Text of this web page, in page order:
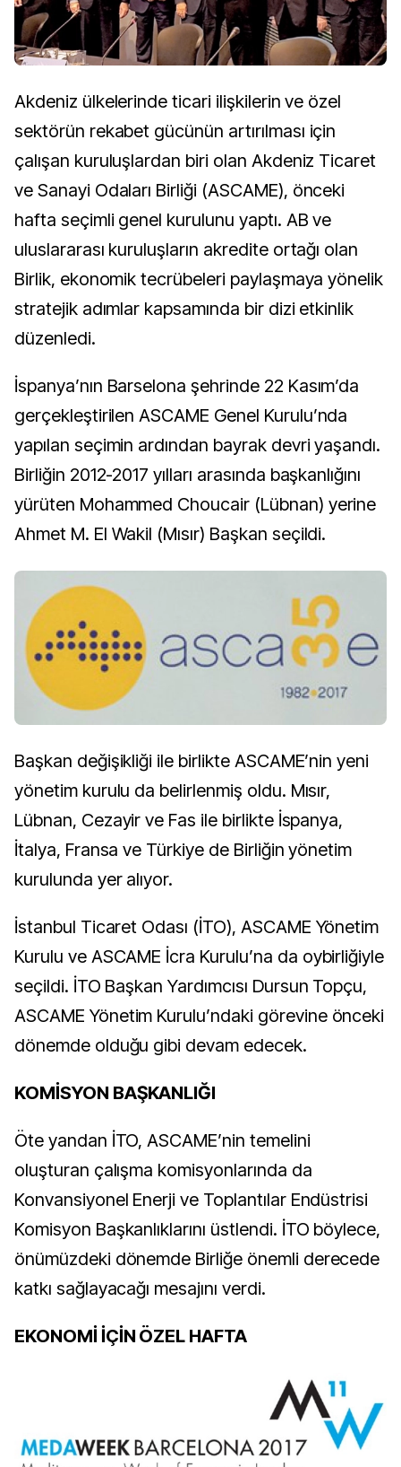
Akdeniz ülkelerinde ticari ilişkilerin ve özel
sektörün rekabet gücünün artırılması için
çalışan kuruluşlardan biri olan Akdeniz Ticaret
ve Sanayi Odaları Birliği (ASCAME), önceki
hafta seçimli genel kurulunu yaptı. AB ve
uluslararası kuruluşların akredite ortağı olan
Birlik, ekonomik tecrübeleri paylaşmaya yönelik
stratejik adımlar kapsamında bir dizi etkinlik
düzenledi.
İspanya’nın Barselona şehrinde 22 Kasım’da
gerçekleştirilen ASCAME Genel Kurulu’nda
yapılan seçimin ardından bayrak devri yaşandı.
Birliğin 2012-2017 yılları arasında başkanlığını
yürüten Mohammed Choucair (Lübnan) yerine
Ahmet M. El Wakil (Mısır) Başkan seçildi.
Başkan değişikliği ile birlikte ASCAME’nin yeni
yönetim kurulu da belirlenmiş oldu. Mısır,
Lübnan, Cezayir ve Fas ile birlikte İspanya,
İtalya, Fransa ve Türkiye de Birliğin yönetim
kurulunda yer alıyor.
İstanbul Ticaret Odası (İTO), ASCAME Yönetim
Kurulu ve ASCAME İcra Kurulu’na da oybirliğiyle
seçildi. İTO Başkan Yardımcısı Dursun Topçu,
ASCAME Yönetim Kurulu’ndaki görevine önceki
dönemde olduğu gibi devam edecek.
KOMİSYON BAŞKANLIĞI
Öte yandan İTO, ASCAME’nin temelini
oluşturan çalışma komisyonlarında da
Konvansiyonel Enerji ve Toplantılar Endüstrisi
Komisyon Başkanlıklarını üstlendi. İTO böylece,
önümüzdeki dönemde Birliğe önemli derecede
katkı sağlayacağı mesajını verdi.
EKONOMİ İÇİN ÖZEL HAFTA